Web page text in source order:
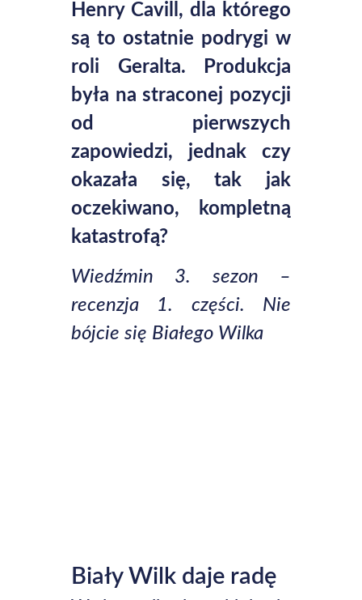
Henry Cavill, dla którego
są to ostatnie podrygi w
roli Geralta. Produkcja
była na straconej pozycji
od pierwszych
zapowiedzi, jednak czy
okazała się, tak jak
oczekiwano, kompletną
katastrofą?
Wiedźmin 3. sezon –
recenzja 1. części. Nie
bójcie się Białego Wilka
Biały Wilk daje radę